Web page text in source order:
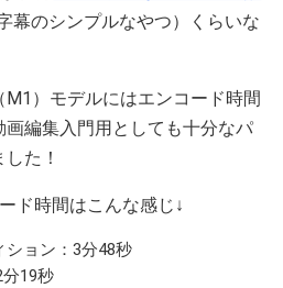
幕のシンプルなやつ）くらいな
）モデルにはエンコード時間
編集入門用としても十分なパ
た！
ド時間はこんな感じ↓
ション：3分48秒
19秒